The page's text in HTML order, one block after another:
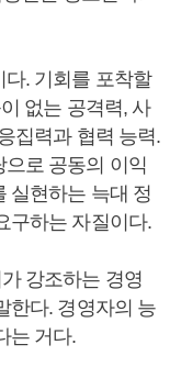
. 기회를 포착할
없는 공격력, 사
집력과 협력 능력.
로 공동의 이익
실현하는 늑대 정
구하는 자질이다.
강조하는 경영
한다. 경영자의 능
는 거다.